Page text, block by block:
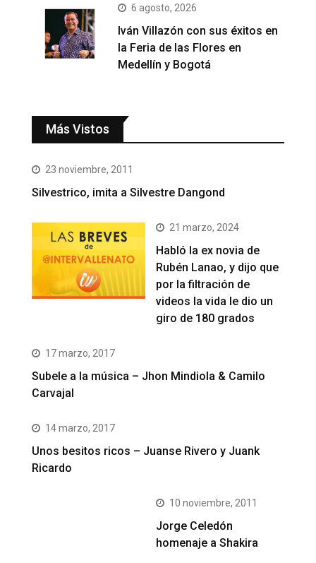
6 agosto, 2026
Iván Villazón con sus éxitos en
la Feria de las Flores en
Medellín y Bogotá
Más Vistos
23 noviembre, 2011
Silvestrico, imita a Silvestre Dangond
21 marzo, 2024
Habló la ex novia de
Rubén Lanao, y dijo que
por la filtración de
videos la vida le dio un
giro de 180 grados
17 marzo, 2017
Subele a la música – Jhon Mindiola & Camilo
Carvajal
14 marzo, 2017
Unos besitos ricos – Juanse Rivero y Juank
Ricardo
10 noviembre, 2011
Jorge Celedón
homenaje a Shakira